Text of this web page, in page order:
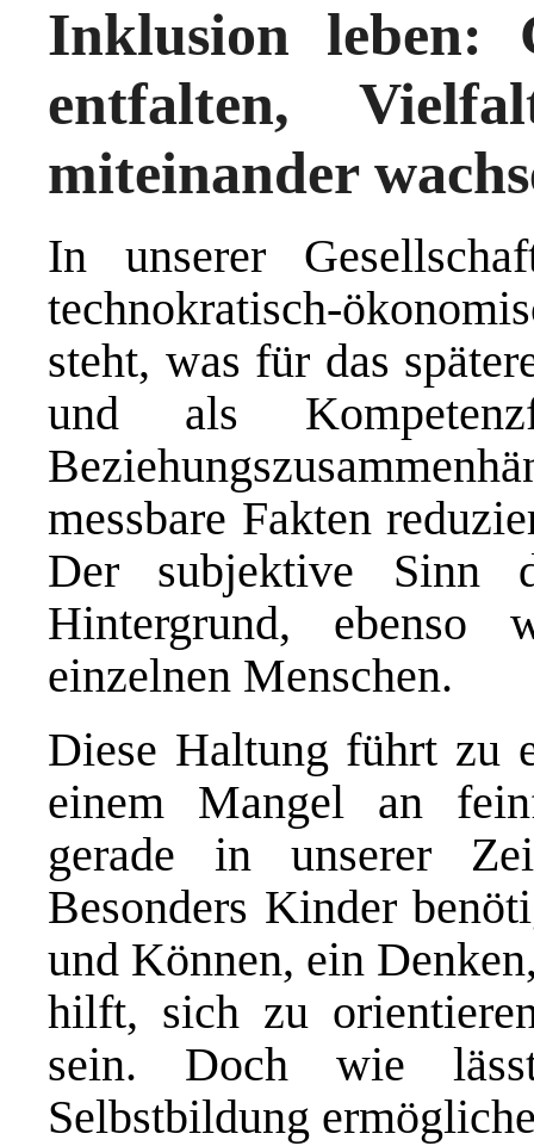
Inklusion leben:
entfalten,
miteinander
In unserer
technokratisch-
steht, was für das
und als
messbare Fakten
Der subjektive Sinn
Hintergrund,
einzelnen Menschen.
Diese Haltung führt zu
einem Mangel an
gerade in unserer
Besonders Kinder
und Können, ein
hilft, sich zu
sein. Doch wie
Selbstbildung